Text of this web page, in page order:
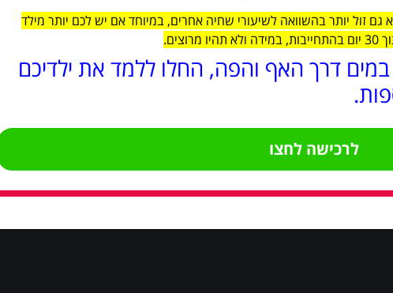
זול יותר בהשוואה לשיעורי שחיה אחרים, במיוחד אם יש לכם יותר מילד
במים דרך האף והפה, החלו ללמד את ילדיכם
לרכישה לחצו